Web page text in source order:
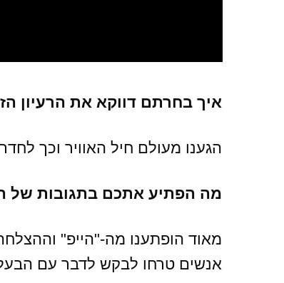
איך בחרתם דווקא את הרעיון
הגענו מעולם חיל האוויר וכך
מה הפתיע אתכם בתגובות של
מאוד הופתענו מה-"הייפ"
אנשים טרחו לבקש לדבר עם